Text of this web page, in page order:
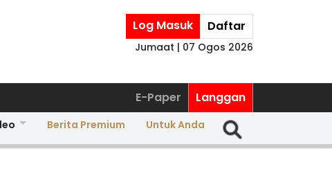
Log Masuk Daftar
Jumaat | 07 Ogos 2026
E-Paper Langgan
Berita Premium Untuk Anda